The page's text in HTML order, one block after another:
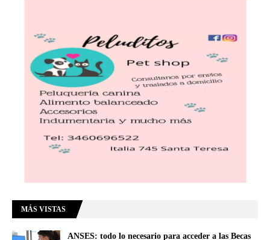
MÁS VISTAS
ANSES: todo lo necesario para acceder a las Becas